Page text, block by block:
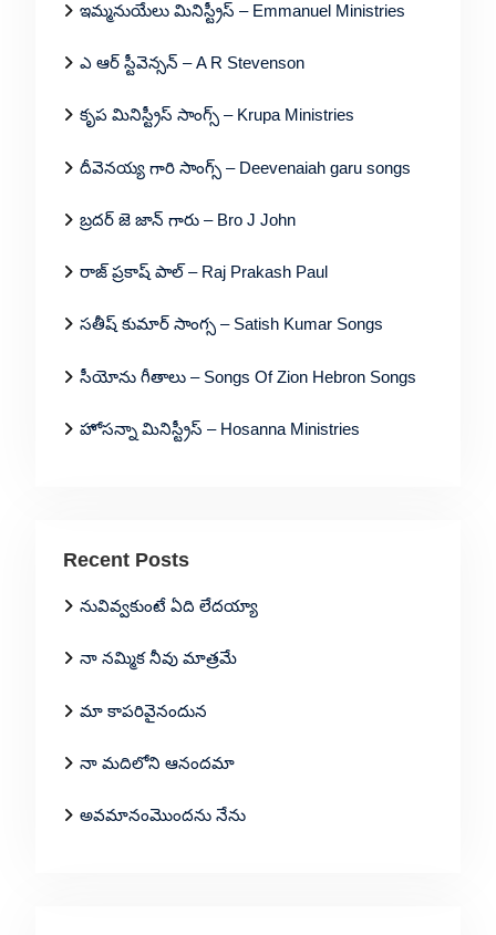
ఇమ్మనుయేలు మినిస్ట్రీస్ – Emmanuel Ministries
ఎ ఆర్ స్టీవెన్సన్ – A R Stevenson
కృప మినిస్ట్రీస్ సాంగ్స్ – Krupa Ministries
దీవెనయ్య గారి సాంగ్స్ – Deevenaiah garu songs
బ్రదర్ జె జాన్ గారు – Bro J John
రాజ్ ప్రకాష్ పాల్ – Raj Prakash Paul
సతీష్ కుమార్ సాంగ్స – Satish Kumar Songs
సీయోను గీతాలు – Songs Of Zion Hebron Songs
హోసన్నా మినిస్ట్రీస్ – Hosanna Ministries
Recent Posts
నువివ్వకుంటే ఏది లేదయ్యా
నా నమ్మిక నీవు మాత్రమే
మా కాపరివైనందున
నా మదిలోని ఆనందమా
అవమానంమొందను నేను